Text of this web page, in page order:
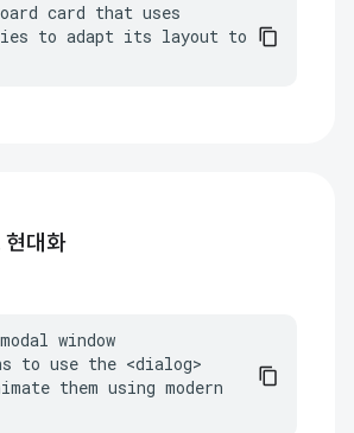
card that uses
to adapt its layout to
현대화
window
to use the <dialog>
them using modern